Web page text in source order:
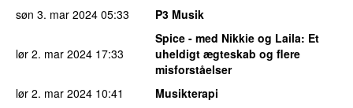
søn 3. mar 2024 05:33 P3 Musik
lør 2. mar 2024 17:33
Spice - med Nikkie og Laila: Et
uheldigt ægteskab og flere
misforståelser
lør 2. mar 2024 10:41
Musikterapi